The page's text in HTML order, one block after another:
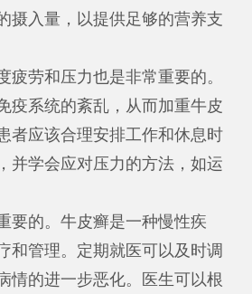
摄入量，以提供足够的营养支
劳和压力也是非常重要的。
疫系统的紊乱，从而加重牛皮
者应该合理安排工作和休息时
并学会应对压力的方法，如运
的。牛皮癣是一种慢性疾
和管理。定期就医可以及时调
情的进一步恶化。医生可以根